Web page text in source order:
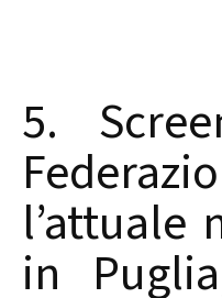
5.
l’attuale
in